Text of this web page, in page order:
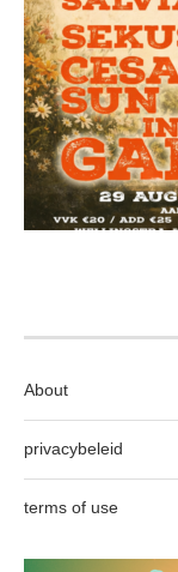
About
privacybeleid
terms of use